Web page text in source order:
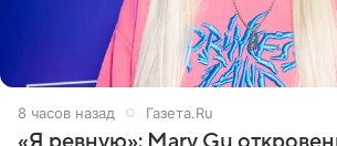
8 часов назад Газета.Ru